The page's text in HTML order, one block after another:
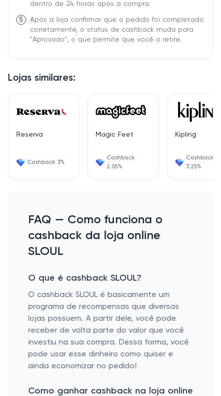
Lojas similares:
Reserva
Cashback 3%
Magic Feet
Cashback
2.05%
Kipling
Cashback
3.25%
dentro de 24 horas após a compra.
5
Após a loja confirmar que o pedido foi completado
corretamente, o status de cashback muda para
"Aprovado", o que permite que você o retire.
FAQ — Como funciona o
cashback da loja online
SLOUL
O que é cashback SLOUL?
O cashback SLOUL é basicamente um
programa de recompensas que diversas
lojas possuem. A partir dele, você pode
receber de volta parte do valor que você
investiu na sua compra. Dessa forma, você
pode usar esse dinheiro como quiser e
ainda economizar no pedido!
Como ganhar cashback na loja online